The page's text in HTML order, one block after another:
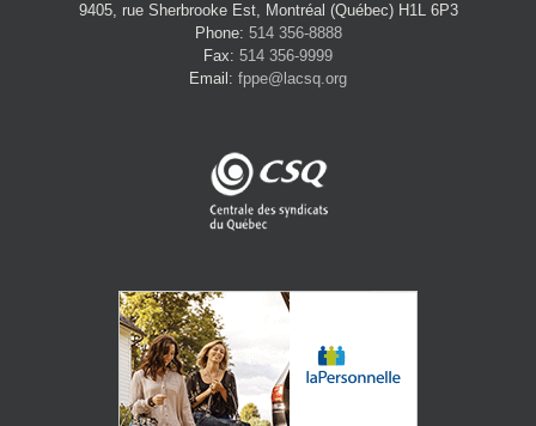
9405, rue Sherbrooke Est, Montréal (Québec) H1L 6P3
Phone: 514 356-8888
Fax: 514 356-9999
Email: fppe@lacsq.org